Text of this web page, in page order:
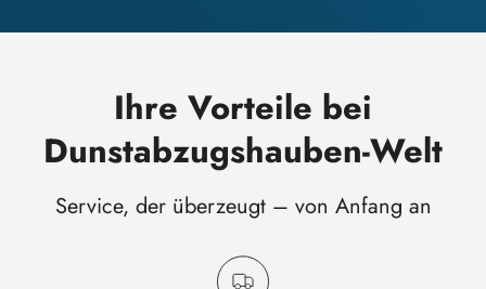
Ihre Vorteile bei
Dunstabzugshauben-Welt
Service, der überzeugt – von Anfang an